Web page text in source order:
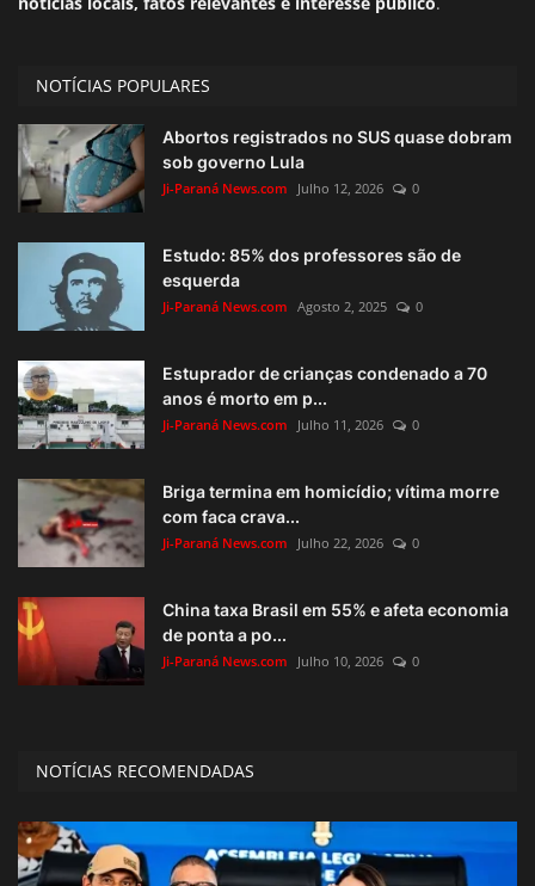
NOTÍCIAS POPULARES
Abortos registrados no SUS quase dobram
sob governo Lula
Ji-Paraná News.com Julho 12, 2026 0
Estudo: 85% dos professores são de
esquerda
Ji-Paraná News.com Agosto 2, 2025 0
Estuprador de crianças condenado a 70
anos é morto em p...
Ji-Paraná News.com Julho 11, 2026 0
Briga termina em homicídio; vítima morre
com faca crava...
Ji-Paraná News.com Julho 22, 2026 0
China taxa Brasil em 55% e afeta economia
de ponta a po...
Ji-Paraná News.com Julho 10, 2026 0
NOTÍCIAS RECOMENDADAS